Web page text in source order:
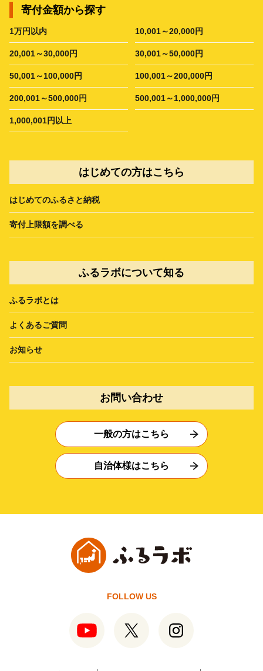
寄付金額から探す
1万円以内 10,001～20,000円
20,001～30,000円 30,001～50,000円
50,001～100,000円 100,001～200,000円
200,001～500,000円 500,001～1,000,000円
1,000,001円以上
はじめての方はこちら
はじめてのふるさと納税
寄付上限額を調べる
ふるラボについて知る
ふるラボとは
よくあるご質問
お知らせ
お問い合わせ
一般の方はこちら
自治体様はこちら
FOLLOW US